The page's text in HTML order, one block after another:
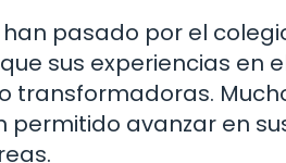
han pasado por el
sus experiencias en
transformadoras.
permitido avanzar en